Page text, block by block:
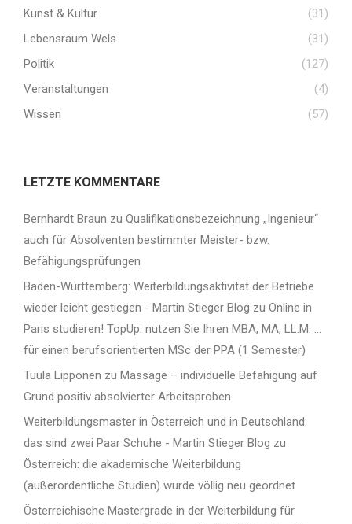
Kunst & Kultur
(31)
Lebensraum Wels
(31)
Politik
(127)
Veranstaltungen
(4)
Wissen
(57)
LETZTE KOMMENTARE
Bernhardt Braun zu Qualifikationsbezeichnung „Ingenieur“
auch für Absolventen bestimmter Meister- bzw.
Befähigungsprüfungen
Baden-Württemberg: Weiterbildungsaktivität der Betriebe
wieder leicht gestiegen - Martin Stieger Blog zu Online in
Paris studieren! TopUp: nutzen Sie Ihren MBA, MA, LL.M. …
für einen berufsorientierten MSc der PPA (1 Semester)
Tuula Lipponen zu Massage – individuelle Befähigung auf
Grund positiv absolvierter Arbeitsproben
Weiterbildungsmaster in Österreich und in Deutschland:
das sind zwei Paar Schuhe - Martin Stieger Blog zu
Österreich: die akademische Weiterbildung
(außerordentliche Studien) wurde völlig neu geordnet
Österreichische Mastergrade in der Weiterbildung für